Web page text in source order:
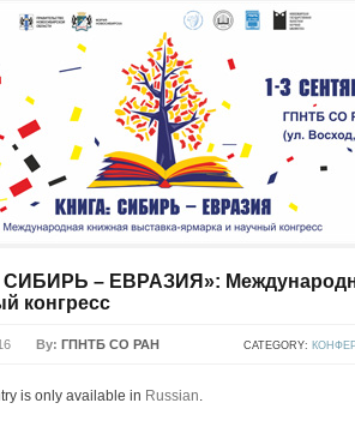
– ЕВРАЗИЯ»:
конгресс
By: ГПНТБ СО РАН CATEGORY:
is only available in Russian.